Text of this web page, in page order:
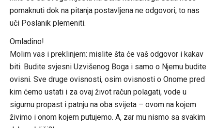
pomaknuti dok na pitanja postavljena ne odgovori, to nas
uči Poslanik plemeniti.
Omladino!
Molim vas i preklinjem: mislite šta će vaš odgovor i kakav
biti. Budite svjesni Uzvišenog Boga i samo o Njemu budite
ovisni. Sve druge ovisnosti, osim ovisnosti o Onome pred
kim ćemo ustati i za ovaj život račun polagati, vode u
sigurnu propast i patnju na oba svijeta – ovom na kojem
živimo i onom kojem putujemo. A, zar mu nismo sa svakim